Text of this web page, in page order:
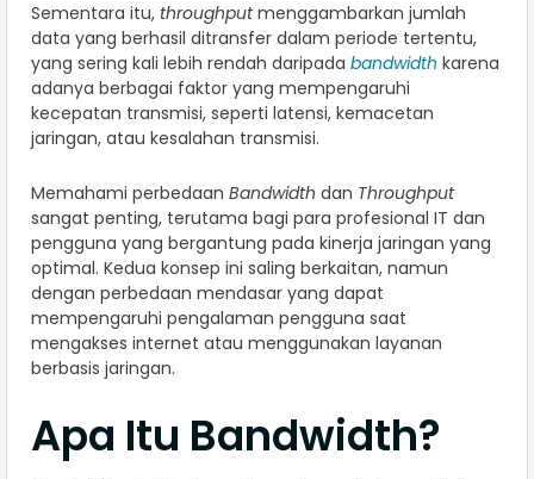
Sementara itu, throughputmenggambarkan jumlah
data yang berhasil ditransfer dalam periode tertentu,
yang sering kali lebih rendah daripada bandwidth karena
adanya berbagai faktor yang mempengaruhi
kecepatan transmisi, seperti latensi, kemacetan
jaringan, atau kesalahan transmisi.
Memahami perbedaan Bandwidth dan Throughput
sangat penting, terutama bagi para profesional IT dan
pengguna yang bergantung pada kinerja jaringan yang
optimal. Kedua konsep ini saling berkaitan, namun
dengan perbedaan mendasar yang dapat
mempengaruhi pengalaman pengguna saat
mengakses internet atau menggunakan layanan
berbasis jaringan.
Apa Itu Bandwidth?